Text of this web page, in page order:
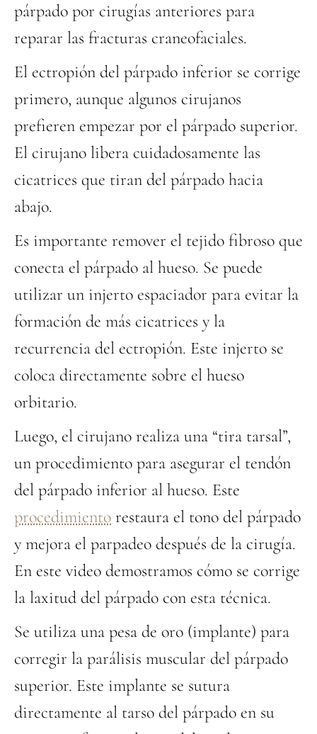
párpado por cirugías anteriores para
reparar las fracturas craneofaciales.
El ectropión del párpado inferior se corrige
primero, aunque algunos cirujanos
prefieren empezar por el párpado superior.
El cirujano libera cuidadosamente las
cicatrices que tiran del párpado hacia
abajo.
Es importante remover el tejido fibroso que
conecta el párpado al hueso. Se puede
utilizar un injerto espaciador para evitar la
formación de más cicatrices y la
recurrencia del ectropión. Este injerto se
coloca directamente sobre el hueso
orbitario.
Luego, el cirujano realiza una “tira tarsal”,
un procedimiento para asegurar el tendón
del párpado inferior al hueso. Este
procedimiento restaura el tono del párpado
y mejora el parpadeo después de la cirugía.
En este video demostramos cómo se corrige
la laxitud del párpado con esta técnica.
Se utiliza una pesa de oro (implante) para
corregir la parálisis muscular del párpado
superior. Este implante se sutura
directamente al tarso del párpado en su